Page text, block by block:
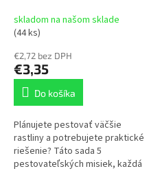
skladom na našom sklade
(44 ks)
€2,72 bez DPH
€3,35
Do košíka
Plánujete pestovať väčšie
rastliny a potrebujete praktické
riešenie? Táto sada 5
pestovateľských misiek, každá